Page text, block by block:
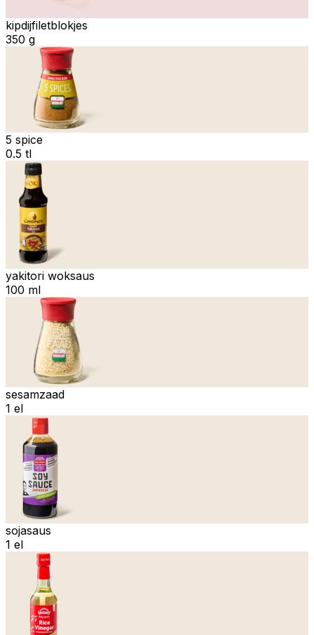
kipdijfiletblokjes
350 g
5 spice
0.5 tl
yakitori woksaus
100 ml
sesamzaad
1 el
sojasaus
1 el